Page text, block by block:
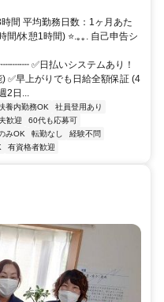
間 平均勤務日数：1ヶ月あた
/休憩1時間) ⭐.｡｡. 自己申告シ
✅日払いシステムあり！
✅早上がりでも日給全額保証 (4
2日...
養内勤務OK
社員登用あり
歓迎
60代も応募可
みOK 転勤なし
経験不問
有資格者歓迎